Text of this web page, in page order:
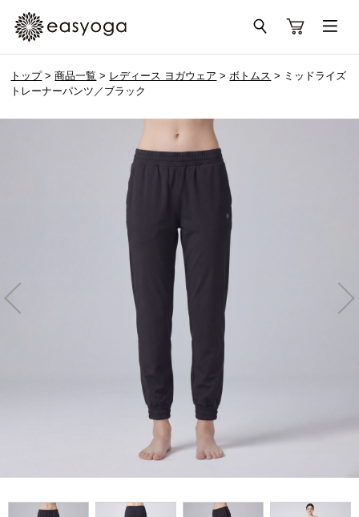
トップ>商品一覧 > レディース ヨガウェア >ボトムス > ミッドライズ
トレーナーパンツ／ブラック